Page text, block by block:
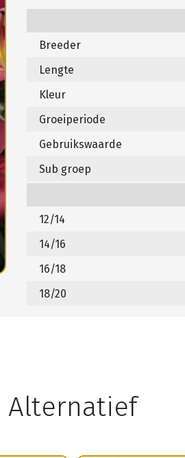
Breeder
Lengte
Kleur
Groeiperiode
Gebruikswaarde
Sub groep
12/14
14/16
16/18
18/20
Alternatief